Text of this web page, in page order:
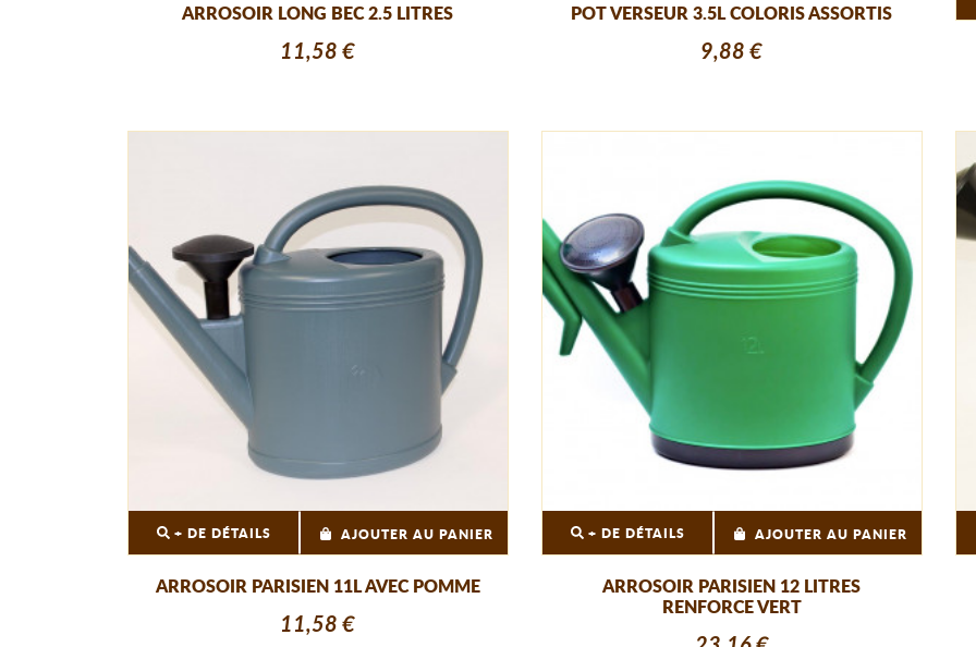
ARROSOIR LONG BEC 2.5 LITRES
11,58 €
POT VERSEUR 3.5L COLORIS ASSORTIS
9,88 €
+ DE DÉTAILS AJOUTER AU PANIER
ARROSOIR PARISIEN 11L AVEC POMME
11,58 €
+ DE DÉTAILS AJOUTER AU PANIER
ARROSOIR PARISIEN 12 LITRES
RENFORCE VERT